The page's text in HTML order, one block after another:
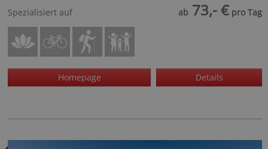
Spezialisiert auf ab 73,- € pro Tag
Homepage Details